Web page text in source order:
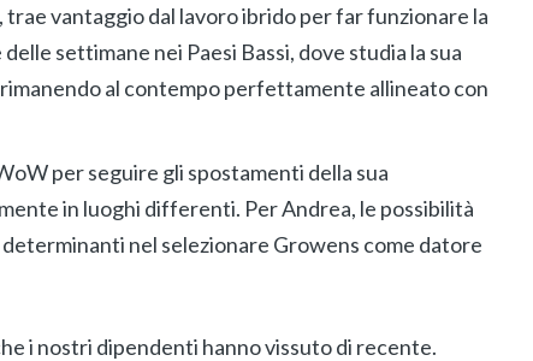
trae vantaggio dal lavoro ibrido per far funzionare la
settimane nei Paesi Bassi, dove studia la sua
al contempo perfettamente allineato con
per seguire gli spostamenti della sua
in luoghi differenti. Per Andrea, le possibilità
nel selezionare Growens come datore
i nostri dipendenti hanno vissuto di recente.